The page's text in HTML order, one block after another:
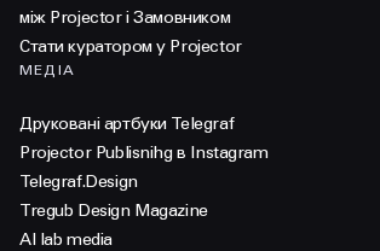
між Projector і Замовником
Стати куратором у Projector
МЕДІА
Друковані артбуки Telegraf
Projector Publisnihg в Instagram
Telegraf.Design
Tregub Design Magazine
AI lab media